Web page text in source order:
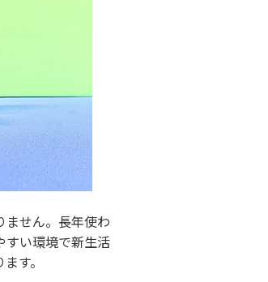
ません。長年使わ
すい環境で新生活
す。